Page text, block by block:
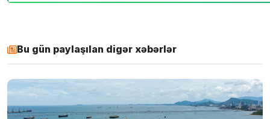
Bu gün paylaşılan digər xəbərlər